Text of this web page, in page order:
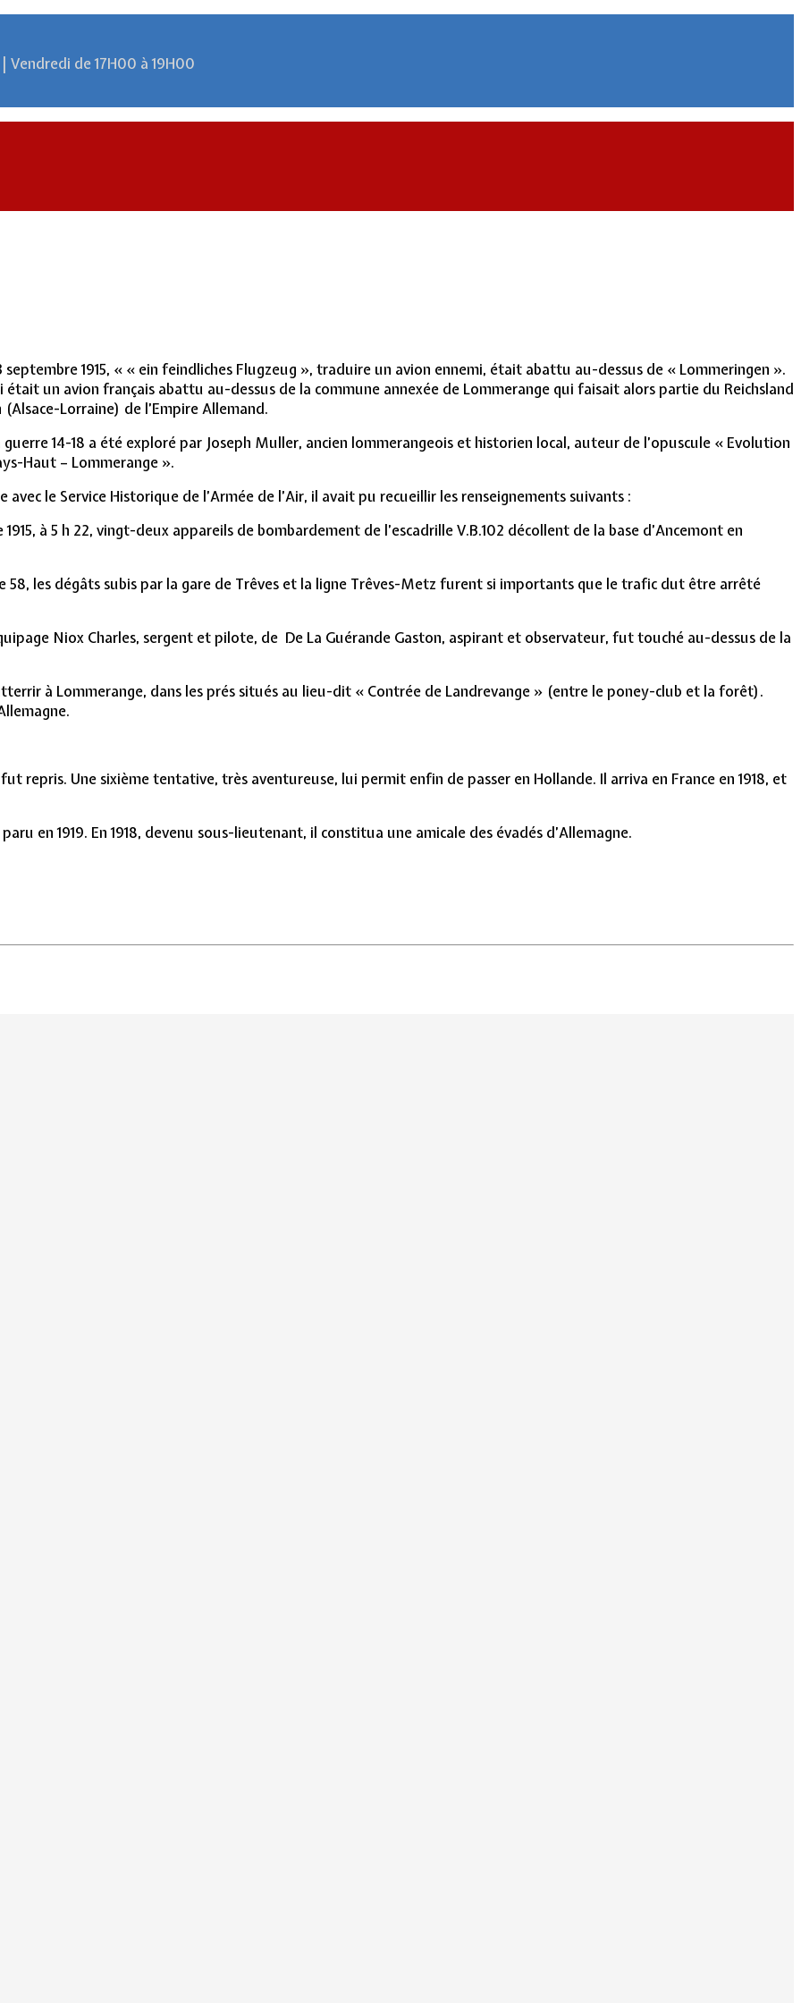
Vendredi de 17H00 à 19H00
septembre 1915, « « ein feindliches Flugzeug », traduire un avion ennemi, était abattu au-dessus de « Lommeringen ».
était un avion français abattu au-dessus de la commune annexée de Lommerange qui faisait alors partie du Reichsland
(Alsace-Lorraine) de l’Empire Allemand.
14-18 a été exploré par Joseph Muller, ancien lommerangeois et historien local, auteur de l’opuscule « Evolution
Haut – Lommerange ».
avec le Service Historique de l’Armée de l’Air, il avait pu recueillir les renseignements suivants :
1915, à 5 h 22, vingt-deux appareils de bombardement de l’escadrille V.B.102 décollent de la base d’Ancemont en
58, les dégâts subis par la gare de Trêves et la ligne Trêves-Metz furent si importants que le trafic dut être arrêté
Niox Charles, sergent et pilote, de De La Guérande Gaston, aspirant et observateur, fut touché au-dessus de la
à Lommerange, dans les prés situés au lieu-dit « Contrée de Landrevange » (entre le poney-club et la forêt).
repris. Une sixième tentative, très aventureuse, lui permit enfin de passer en Hollande. Il arriva en France en 1918, et
en 1919. En 1918, devenu sous-lieutenant, il constitua une amicale des évadés d’Allemagne.